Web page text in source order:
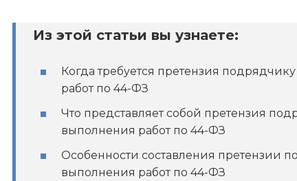
Из этой статьи вы узнаете:
Когда требуется претензия
работ по 44-ФЗ
Что представляет собой претензия
выполнения работ по 44-ФЗ
Особенности составления претензии
выполнения работ по 44-ФЗ